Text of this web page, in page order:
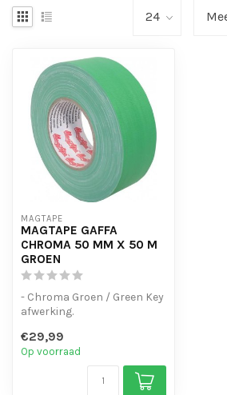
MAGTAPE
MAGTAPE GAFFA
CHROMA 50 MM X 50 M
GROEN
- Chroma Groen / Green Key
afwerking.
lengte en breed...
€29,99
Op voorraad